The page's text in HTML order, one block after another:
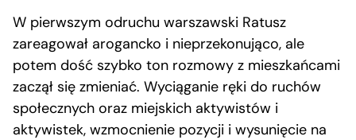
W pierwszym odruchu warszawski Ratusz
zareagował arogancko i nieprzekonująco, ale
potem dość szybko ton rozmowy z mieszkańcami
zaczął się zmieniać. Wyciąganie ręki do ruchów
społecznych oraz miejskich aktywistów i
aktywistek, wzmocnienie pozycji i wysunięcie na